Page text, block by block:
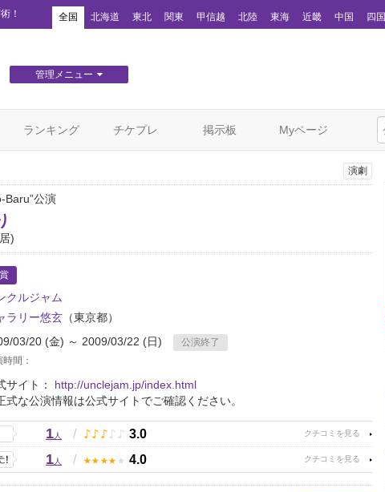
！ 全国 北海道 東北 関東 甲信越 北陸 東海 近畿 中国 四国
管理メニュー
ランキング チケプレ 掲示板 Myページ
演劇
Baru”公演
)
クルジャム
ラリー悠玄 （東京都）
03/20 (金) ～ 2009/03/22 (日)
公演終了
間：
サイト： http://unclejam.jp/index.html
式な公演情報は公式サイトでご確認ください。
1人 / ♪ ♪ ♪ ♪ ♪ 3.0
1人 / ★ ★ ★ ★ ★ 4.0